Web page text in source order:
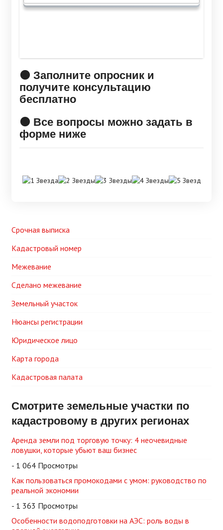
🟠 Заполните опросник и
получите консультацию
бесплатно
🟠 Все вопросы можно задать в
форме ниже
Срочная выписка
Кадастровый номер
Межевание
Сделано межевание
Земельный участок
Нюансы регистрации
Юридическое лицо
Карта города
Кадастровая палата
Смотрите земельные участки по
кадастровому в других регионах
Аренда земли под торговую точку: 4 неочевидные
ловушки, которые убьют ваш бизнес
- 1 064 Просмотры
Как пользоваться промокодами с умом: руководство по
реальной экономии
- 1 363 Просмотры
Особенности водоподготовки на АЭС: роль воды в